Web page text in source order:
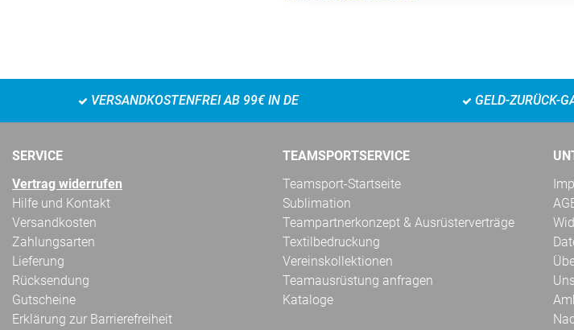
VERSANDKOSTENFREI AB 99€ IN DE GELD-ZURÜCK-
SERVICE
Vertrag widerrufen
Hilfe und Kontakt
Versandkosten
Zahlungsarten
Lieferung
Rücksendung
Gutscheine
Erklärung zur Barrierefreiheit
TEAMSPORTSERVICE
Teamsport-Startseite
Sublimation
Teampartnerkonzept & Ausrüsterverträge
Textilbedruckung
Vereinskollektionen
Teamausrüstung anfragen
Kataloge